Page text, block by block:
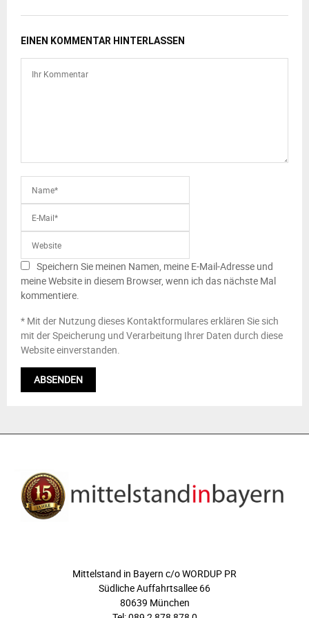
EINEN KOMMENTAR HINTERLASSEN
Speichern Sie meinen Namen, meine E-Mail-Adresse und
meine Website in diesem Browser, wenn ich das nächste Mal
kommentiere.
* Mit der Nutzung dieses Kontaktformulares erklären Sie sich
mit der Speicherung und Verarbeitung Ihrer Daten durch diese
Website einverstanden.
Mittelstand in Bayern c/o WORDUP PR
Südliche Auffahrtsallee 66
80639 München